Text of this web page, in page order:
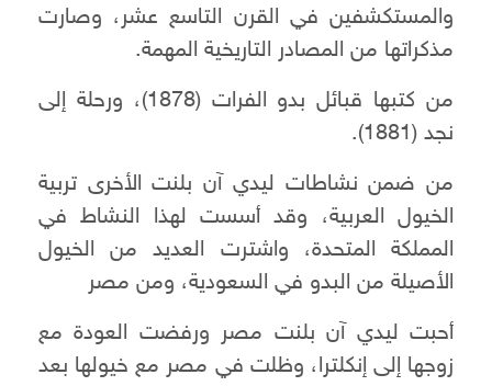
والمستكشفين في القرن التاسع عشر، وصارت
مذكراتها من المصادر التاريخية المهمة.
من كتبها قبائل بدو الفرات (1878)، ورحلة إلى
نجد (1881).
من ضمن نشاطات ليدي آن بلنت الأخرى تربية
الخيول العربية، وقد أسست لهذا النشاط في
المملكة المتحدة، واشترت العديد من الخيول
الأصيلة من البدو في السعودية، ومن مصر
أحبت ليدي آن بلنت مصر ورفضت العودة مع
زوجها إلى إنكلترا، وظلت في مصر مع خيولها بعد